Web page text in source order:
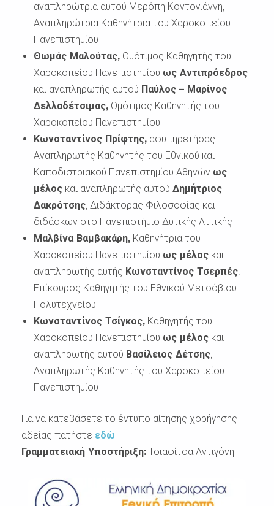
αναπληρώτρια αυτού Μερόπη Κοντογιάννη,
Αναπληρώτρια Καθηγήτρια του Χαροκοπείου
Πανεπιστημίου
Θωμάς Μαλούτας, Ομότιμος Καθηγητής του
Χαροκοπείου Πανεπιστημίου ως Αντιπρόεδρος
και αναπληρωτής αυτού Παύλος – Μαρίνος
Δελλαδέτσιμας, Ομότιμος Καθηγητής του
Χαροκοπείου Πανεπιστημίου
Κωνσταντίνος Πρίφτης, αφυπηρετήσας
Αναπληρωτής Καθηγητής του Εθνικού και
Καποδιστριακού Πανεπιστημίου Αθηνών ως
μέλος και αναπληρωτής αυτού Δημήτριος
Δακρότσης, Διδάκτορας Φιλοσοφίας και
διδάσκων στο Πανεπιστήμιο Δυτικής Αττικής
Μαλβίνα Βαμβακάρη, Καθηγήτρια του
Χαροκοπείου Πανεπιστημίου ως μέλος και
αναπληρωτής αυτής Κωνσταντίνος Τσερπές,
Επίκουρος Καθηγητής του Εθνικού Μετσόβιου
Πολυτεχνείου
Κωνσταντίνος Τσίγκος, Καθηγητής του
Χαροκοπείου Πανεπιστημίου ως μέλος και
αναπληρωτής αυτού Βασίλειος Δέτσης,
Αναπληρωτής Καθηγητής του Χαροκοπείου
Πανεπιστημίου
Για να κατεβάσετε το έντυπο αίτησης χορήγησης
αδείας πατήστε εδώ.
Γραμματειακή Υποστήριξη: Τσιαφίτσα Αντιγόνη